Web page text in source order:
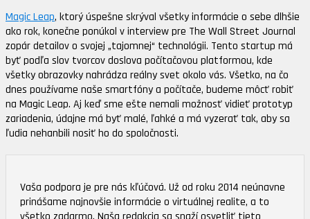
Magic Leap, ktorý úspešne skrýval všetky informácie o sebe dlhšie
ako rok, konečne ponúkol v interview pre The Wall Street Journal
zopár detailov o svojej „tajomnej“ technológii. Tento startup má
byť podľa slov tvorcov doslova počítačovou platformou, kde
všetky obrazovky nahrádza reálny svet okolo vás. Všetko, na čo
dnes používame naše smartfóny a počítače, budeme môcť robiť
na Magic Leap. Aj keď sme ešte nemali možnosť vidieť prototyp
zariadenia, údajne má byť malé, ľahké a má vyzerať tak, aby sa
ľudia nehanbili nosiť ho do spoločnosti.
Vaša podpora je pre nás kľúčová. Už od roku 2014 neúnavne
prinášame najnovšie informácie o virtuálnej realite, a to